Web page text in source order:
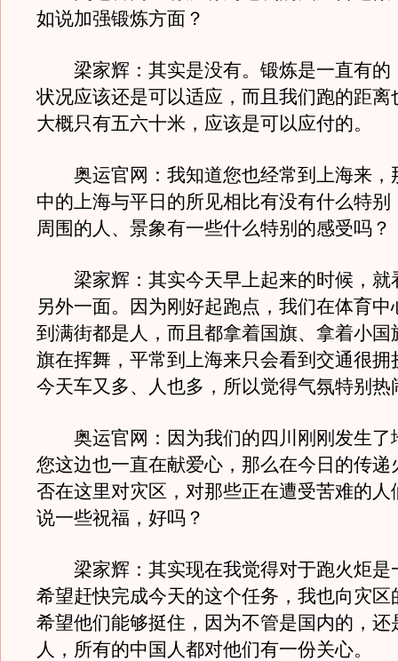
如说加强锻炼方面？
梁家辉：其实是没有。锻炼是一直有的
状况应该还是可以适应，而且我们跑的距离
大概只有五六十米，应该是可以应付的。
奥运官网：我知道您也经常到上海来，
中的上海与平日的所见相比有没有什么特别
周围的人、景象有一些什么特别的感受吗？
梁家辉：其实今天早上起来的时候，就
另外一面。因为刚好起跑点，我们在体育中
到满街都是人，而且都拿着国旗、拿着小国
旗在挥舞，平常到上海来只会看到交通很拥
今天车又多、人也多，所以觉得气氛特别热
奥运官网：因为我们的四川刚刚发生了
您这边也一直在献爱心，那么在今日的传递
否在这里对灾区，对那些正在遭受苦难的人
说一些祝福，好吗？
梁家辉：其实现在我觉得对于跑火炬是
希望赶快完成今天的这个任务，我也向灾区
希望他们能够挺住，因为不管是国内的，还
人，所有的中国人都对他们有一份关心。